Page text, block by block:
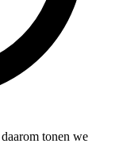
tonen we